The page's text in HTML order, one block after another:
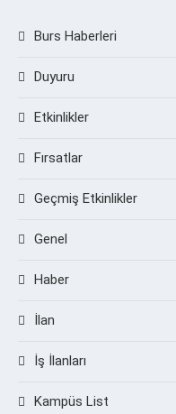
Burs Haberleri
Duyuru
Etkinlikler
Fırsatlar
Geçmiş Etkinlikler
Genel
Haber
İlan
İş İlanları
Kampüs List